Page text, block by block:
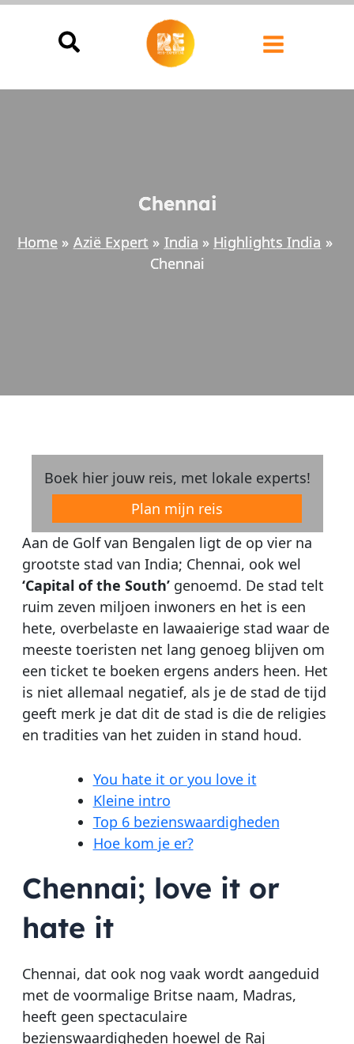
Ga
Chennai
Home Azië Expert India
Highlights India
Chennai
Boek hier jouw reis, met lokale experts!
Plan mijn reis
Aan de Golf van Bengalen ligt de op vier na
grootste stad van India; Chennai, ook wel
‘Capital of the South’genoemd. De stad telt
ruim zeven miljoen inwoners en het is een
hete, overbelaste en lawaaierige stad waar de
meeste toeristen net lang genoeg blijven om
een ticket te boeken ergens anders heen. Het
is niet allemaal negatief, als je de stad de tijd
geeft merk je dat dit de stad is die de religies
en tradities van het zuiden in stand houd.
You hate it or you love it
Kleine intro
Top 6 bezienswaardigheden
Hoe kom je er?
Chennai; love it or
hate it
Chennai, dat ook nog vaak wordt aangeduid
met de voormalige Britse naam, Madras,
heeft geen spectaculaire
bezienswaardigheden hoewel de Raj